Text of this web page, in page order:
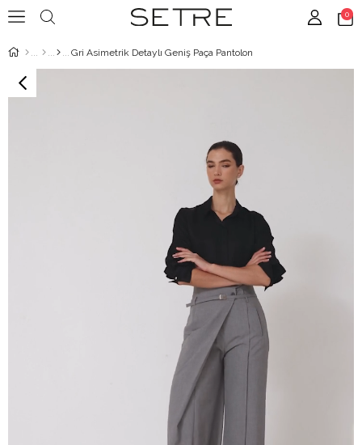
0
Gri Asimetrik Detaylı Geniş Paça Pantolon